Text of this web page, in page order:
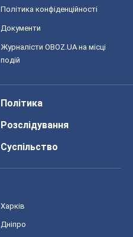
Політика конфіденційності
Документи
Журналісти OBOZ.UA на місці
подій
Політика
Розслідування
Суспільство
Харків
Дніпро